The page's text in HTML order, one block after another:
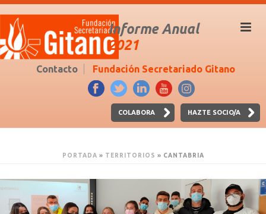
Informe Anual
2021
Contacto Fundación Secretariado Gitano
COLABORA HAZTE SOCIO/A
PORTADA » TERRITORIOS » CANTABRIA